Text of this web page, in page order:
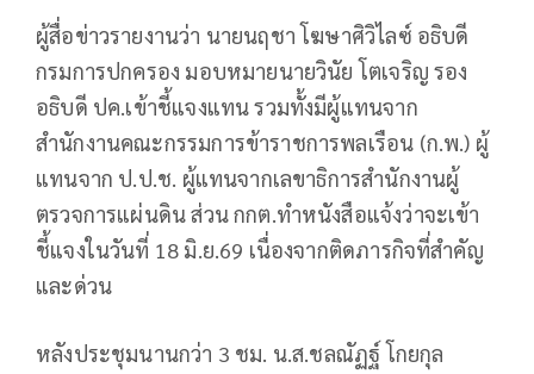
ผู้สื่อข่าวรายงานว่า นายนฤชา โฆษาศิวิไลซ์ อธิบดี
กรมการปกครอง มอบหมายนายวินัย โตเจริญ รอง
อธิบดี ปค.เข้าชี้แจงแทน รวมทั้งมีผู้แทนจาก
สำนักงานคณะกรรมการข้าราชการพลเรือน (ก.พ.) ผู้
แทนจาก ป.ป.ช. ผู้แทนจากเลขาธิการสำนักงานผู้
ตรวจการแผ่นดิน ส่วน กกต.ทำหนังสือแจ้งว่าจะเข้า
ชี้แจงในวันที่ 18 มิ.ย.69 เนื่องจากติดภารกิจที่สำคัญ
และด่วน
หลังประชุมนานกว่า 3 ชม. น.ส.ชลณัฏฐ์ โกยกุล